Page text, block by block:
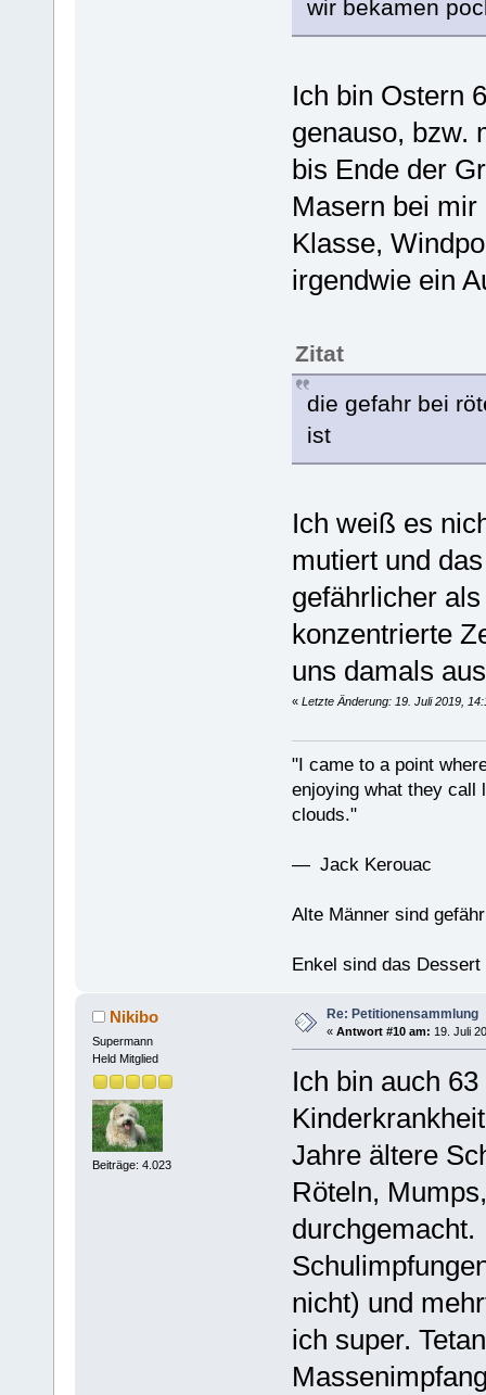
wir bekamen
Ich bin Ostern
genauso, bzw.
bis Ende der
Masern bei
Klasse,
irgendwie ein
Zitat
die gefahr bei
ist
Ich weiß es
mutiert und
gefährlicher
konzentrierte
uns damals
« Letzte Änderung: 19. Juli 2019,
"I came to a point
enjoying what they call
clouds."
— Jack Kerouac
Alte Männer sind
Enkel sind das
Nikibo
Supermann
Held Mitglied
Beiträge: 4.023
Re: Petitionensammlung
« Antwort #10 am: 19. Juli
Ich bin auch
Jahre ältere
Röteln,
durchgemacht.
nicht) und
ich super.